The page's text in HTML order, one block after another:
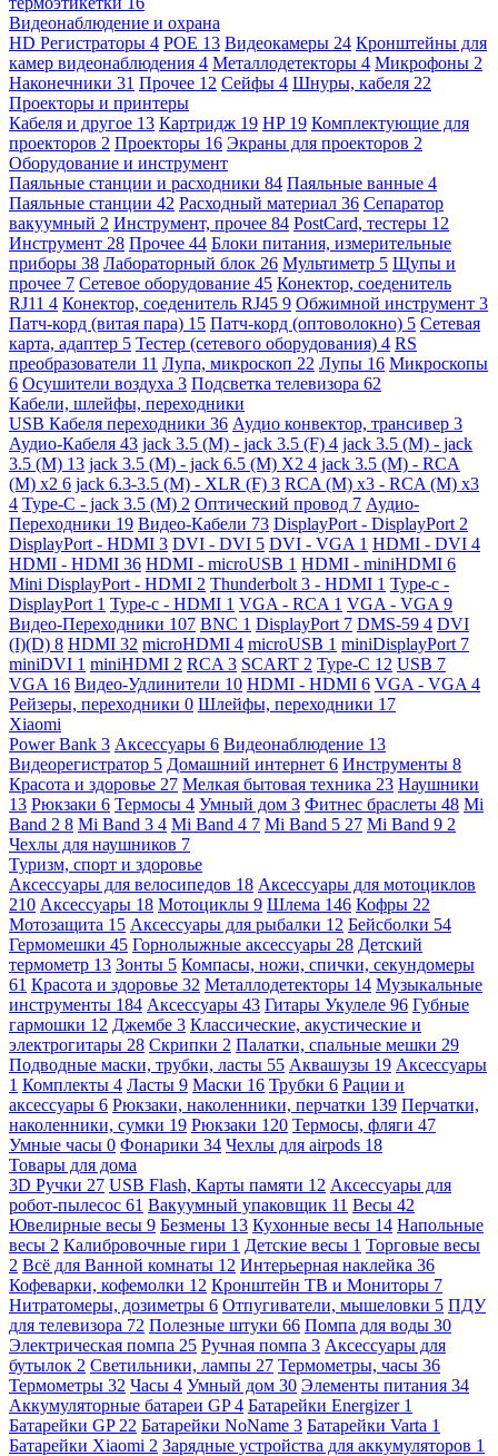
Видеонаблюдение и охрана
HD Регистраторы 4 POE 13 Видеокамеры 24 Кронштейны для
камер видеонаблюдения 4 Металлодетекторы 4 Микрофоны 2
Наконечники 31 Прочее 12 Сейфы 4 Шнуры, кабеля 22
Проекторы и принтеры
Кабеля и другое 13 Картридж 19 HP 19 Комплектующие для
проекторов 2 Проекторы 16 Экраны для проекторов 2
Оборудование и инструмент
Паяльные станции и расходники 84 Паяльные ванные 4
Паяльные станции 42 Расходный материал 36 Сепаратор
вакуумный 2 Инструмент, прочее 84 PostCard, тестеры 12
Инструмент 28 Прочее 44 Блоки питания, измерительные
приборы 38 Лабораторный блок 26 Мультиметр 5 Щупы и
прочее 7 Сетевое оборудование 45 Конектор, соеденитель
RJ11 4 Конектор, соеденитель RJ45 9 Обжимной инструмент 3
Патч-корд (витая пара) 15 Патч-корд (оптоволокно) 5 Сетевая
карта, адаптер 5 Тестер (сетевого оборудования) 4 RS
преобразователи 11 Лупа, микроскоп 22 Лупы 16 Микроскопы
6 Осушители воздуха 3 Подсветка телевизора 62
Кабели, шлейфы, переходники
USB Кабеля переходники 36 Аудио конвектор, трансивер 3
Аудио-Кабеля 43 jack 3.5 (M) - jack 3.5 (F) 4 jack 3.5 (M) - jack
3.5 (M) 13 jack 3.5 (M) - jack 6.5 (M) X2 4 jack 3.5 (M) - RCA
(M) x2 6 jack 6.3-3.5 (M) - XLR (F) 3 RCA (M) x3 - RCA (M) x3
4 Type-C - jack 3.5 (M) 2 Оптический провод 7 Аудио-
Переходники 19 Видео-Кабели 73 DisplayPort - DisplayPort 2
DisplayPort - HDMI 3 DVI - DVI 5 DVI - VGA 1 HDMI - DVI 4
HDMI - HDMI 36 HDMI - microUSB 1 HDMI - miniHDMI 6
Mini DisplayPort - HDMI 2 Thunderbolt 3 - HDMI 1 Type-c -
DisplayPort 1 Type-c - HDMI 1 VGA - RCA 1 VGA - VGA 9
Видео-Переходники 107 BNC 1 DisplayPort 7 DMS-59 4 DVI
(I)(D) 8 HDMI 32 microHDMI 4 microUSB 1 miniDisplayPort 7
miniDVI 1 miniHDMI 2 RCA 3 SCART 2 Type-C 12 USB 7
VGA 16 Видео-Удлинители 10 HDMI - HDMI 6 VGA - VGA 4
Рейзеры, переходники 0 Шлейфы, переходники 17
Xiaomi
Power Bank 3 Аксессуары 6 Видеонаблюдение 13
Видеорегистратор 5 Домашний интернет 6 Инструменты 8
Красота и здоровье 27 Мелкая бытовая техника 23 Наушники
13 Рюкзаки 6 Термосы 4 Умный дом 3 Фитнес браслеты 48 Mi
Band 2 8 Mi Band 3 4 Mi Band 4 7 Mi Band 5 27 Mi Band 9 2
Чехлы для наушников 7
Туризм, спорт и здоровье
Аксессуары для велосипедов 18 Аксессуары для мотоциклов
210 Аксессуары 18 Мотоциклы 9 Шлема 146 Кофры 22
Мотозащита 15 Аксессуары для рыбалки 12 Бейсболки 54
Гермомешки 45 Горнолыжные аксессуары 28 Детский
термометр 13 Зонты 5 Компасы, ножи, спички, секундомеры
61 Красота и здоровье 32 Металлодетекторы 14 Музыкальные
инструменты 184 Аксессуары 43 Гитары Укулеле 96 Губные
гармошки 12 Джембе 3 Классические, акустические и
электрогитары 28 Скрипки 2 Палатки, спальные мешки 29
Подводные маски, трубки, ласты 55 Аквашузы 19 Аксессуары
1 Комплекты 4 Ласты 9 Маски 16 Трубки 6 Рации и
аксессуары 6 Рюкзаки, наколенники, перчатки 139 Перчатки,
наколенники, сумки 19 Рюкзаки 120 Термосы, фляги 47
Умные часы 0 Фонарики 34 Чехлы для airpods 18
Товары для дома
3D Ручки 27 USB Flash, Карты памяти 12 Аксессуары для
робот-пылесос 61 Вакуумный упаковщик 11 Весы 42
Ювелирные весы 9 Безмены 13 Кухонные весы 14 Напольные
весы 2 Калибровочные гири 1 Детские весы 1 Торговые весы
2 Всё для Ванной комнаты 12 Интерьерная наклейка 36
Кофеварки, кофемолки 12 Кронштейн ТВ и Мониторы 7
Нитратомеры, дозиметры 6 Отпугиватели, мышеловки 5 ПДУ
для телевизора 72 Полезные штуки 66 Помпа для воды 30
Электрическая помпа 25 Ручная помпа 3 Аксессуары для
бутылок 2 Светильники, лампы 27 Термометры, часы 36
Термометры 32 Часы 4 Умный дом 30 Элементы питания 34
Аккумуляторные батареи GP4 Батарейки Energizer 1
Батарейки GP 22 Батарейки NoName 3 Батарейки Varta 1
Батарейки Xiaomi 2 Зарядные устройства для аккумуляторов 1